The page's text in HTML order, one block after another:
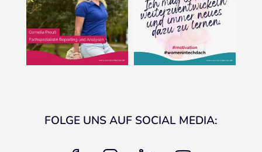
FOLGE UNS AUF SOCIAL MEDIA:
facebook instagram